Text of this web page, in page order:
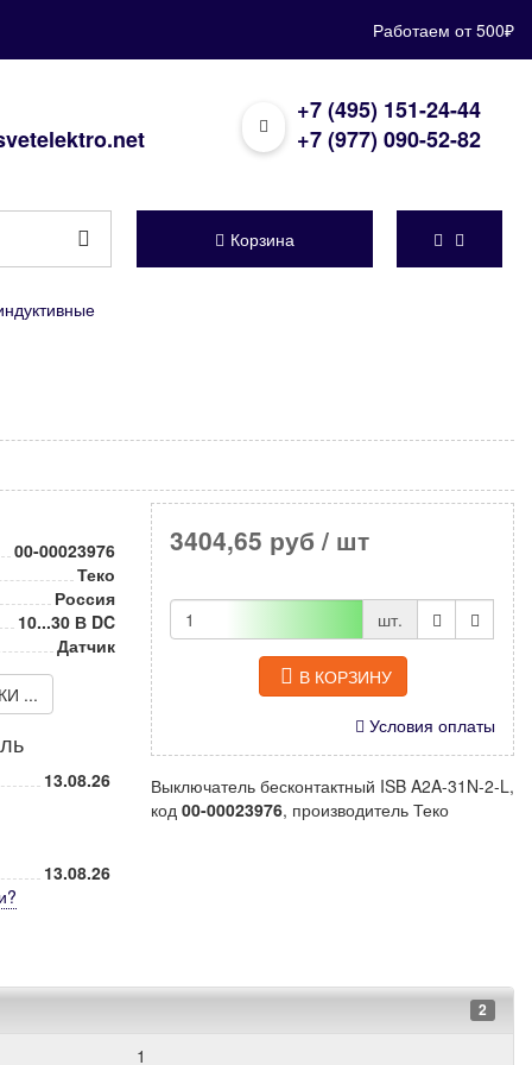
Работаем от 500₽
+7 (495) 151-24-44
+7 (977) 090-52-82
Корзина
00-00023976
Теко
Россия
10...30 В DC
Датчик
...
13.08.26
13.08.26
?
3404,65 руб / шт
шт.
В КОРЗИНУ
Условия оплаты
Выключатель бесконтактный ISB A2A-31N-2-L,
код 00-00023976, производитель Теко
2
1